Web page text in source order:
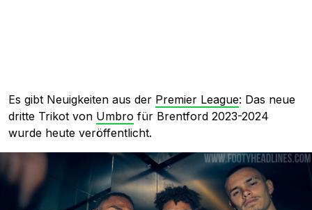
Es gibt Neuigkeiten aus der Premier League: Das neue
dritte Trikot von Umbro für Brentford 2023-2024
wurde heute veröffentlicht.